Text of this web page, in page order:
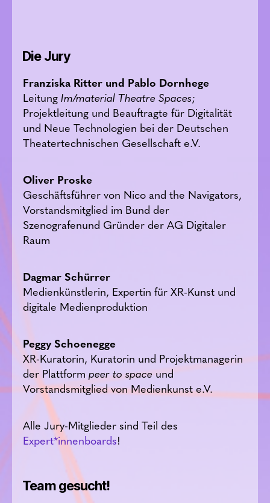
Die Jury
Franziska Ritter und Pablo Dornhege
LeitungIm/material Theatre Spaces;
Projektleitung und Beauftragte für Digitalität
und Neue Technologien bei der Deutschen
Theatertechnischen Gesellschaft e.V.
Oliver Proske
Geschäftsführer von Nico and the Navigators,
Vorstandsmitglied im Bund der
Szenografenund Gründer der AG Digitaler
Raum
Dagmar Schürrer
Medienkünstlerin, Expertin für XR-Kunst und
digitale Medienproduktion
Peggy Schoenegge
XR-Kuratorin, Kuratorin und Projektmanagerin
der Plattform peer to space und
Vorstandsmitglied von Medienkunst e.V.
Alle Jury-Mitglieder sind Teil des
Expert*innenboards!
Team gesucht!